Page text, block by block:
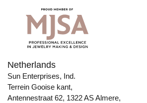
Netherlands
Sun Enterprises, Ind.
Terrein Gooise kant,
Antennestraat 62, 1322 AS Almere,